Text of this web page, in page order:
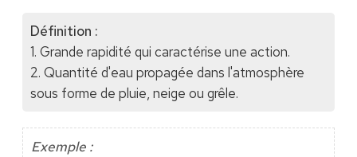
Définition :
1. Grande rapidité qui caractérise une action.
2. Quantité d'eau propagée dans l'atmosphère
sous forme de pluie, neige ou grêle.
Exemple :